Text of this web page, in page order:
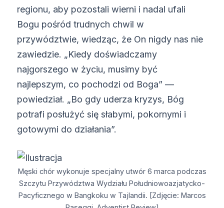
regionu, aby pozostali wierni i nadal ufali
Bogu pośród trudnych chwil w
przywództwie, wiedząc, że On nigdy nas nie
zawiedzie. „Kiedy doświadczamy
najgorszego w życiu, musimy być
najlepszym, co pochodzi od Boga” —
powiedział. „Bo gdy uderza kryzys, Bóg
potrafi posłużyć się słabymi, pokornymi i
gotowymi do działania”.
Męski chór wykonuje specjalny utwór 6 marca podczas
Szczytu Przywództwa Wydziału Południowoazjatycko-
Pacyficznego w Bangkoku w Tajlandii. [Zdjęcie: Marcos